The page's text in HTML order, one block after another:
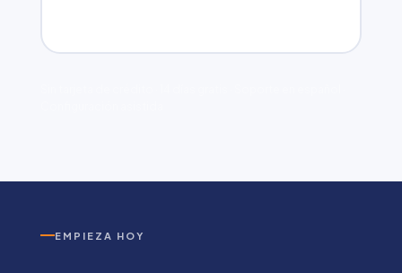
EMPIEZA HOY